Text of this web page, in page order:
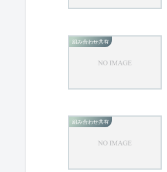
組み合わせ共有
組み合わせ共有